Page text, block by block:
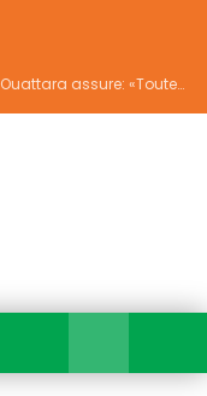
Déguerpissements à Koumassi/ Alassane Ouattara assure: «Toutes les responsabilités seront établies et elles donneront lieu aux sanctions prévues par la loi»